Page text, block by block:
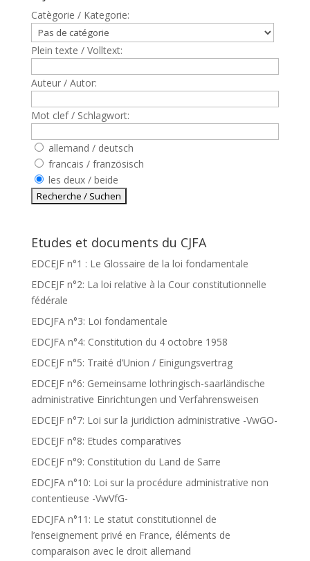
Catègorie / Kategorie:
Plein texte / Volltext:
Auteur / Autor:
Mot clef / Schlagwort:
allemand / deutsch
francais / französisch
les deux / beide
Etudes et documents du CJFA
EDCEJF n°1 : Le Glossaire de la loi fondamentale
EDCEJF n°2: La loi relative à la Cour constitutionnelle
fédérale
EDCJFA n°3: Loi fondamentale
EDCJFA n°4: Constitution du 4 octobre 1958
EDCEJF n°5: Traité d’Union / Einigungsvertrag
EDCEJF n°6: Gemeinsame lothringisch-saarländische
administrative Einrichtungen und Verfahrensweisen
EDCEJF n°7: Loi sur la juridiction administrative -VwGO-
EDCEJF n°8: Etudes comparatives
EDCEJF n°9: Constitution du Land de Sarre
EDCJFA n°10: Loi sur la procédure administrative non
contentieuse -VwVfG-
EDCJFA n°11: Le statut constitutionnel de
l’enseignement privé en France, éléments de
comparaison avec le droit allemand